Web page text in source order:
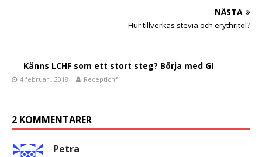
NÄSTA
Hur tillverkas stevia och erythritol?
Känns LCHF som ett stort steg? Börja med GI
4 februari, 2018 Receptlchf
2 KOMMENTARER
Petra